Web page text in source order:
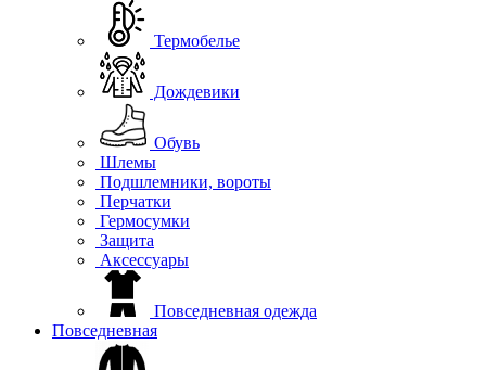
Термобелье
Дождевики
Обувь
Шлемы
Подшлемники, вороты
Перчатки
Гермосумки
Защита
Аксессуары
Повседневная одежда
Повседневная